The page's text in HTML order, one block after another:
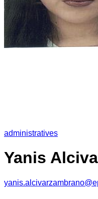
administratives
Yanis